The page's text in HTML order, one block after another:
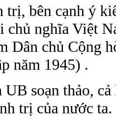
trị, bên cạnh ý
chủ nghĩa Việt
Dân chủ Cộng
năm 1945) .
soạn thảo,
trị của nước ta.